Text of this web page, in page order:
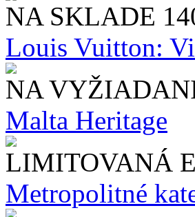
NA SKLADE
Louis Vuitton:
NA
Malta Heritage
LIMITOVANÁ
Metropolitné